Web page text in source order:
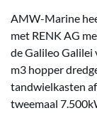
AMW-Marine
met RENK AG
deGalileoGalilei
m3 hopper
tandwielkasten
tweemaal